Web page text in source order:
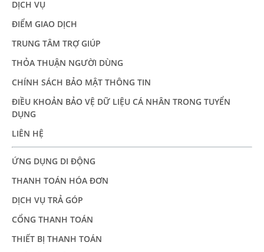
DỊCH VỤ
ĐIỂM GIAO DỊCH
TRUNG TÂM TRỢ GIÚP
THỎA THUẬN NGƯỜI DÙNG
CHÍNH SÁCH BẢO MẬT THÔNG TIN
ĐIỀU KHOẢN BẢO VỆ DỮ LIỆU CÁ NHÂN TRONG TUYỂN
DỤNG
LIÊN HỆ
ỨNG DỤNG DI ĐỘNG
THANH TOÁN HÓA ĐƠN
DỊCH VỤ TRẢ GÓP
CỔNG THANH TOÁN
THIẾT BỊ THANH TOÁN